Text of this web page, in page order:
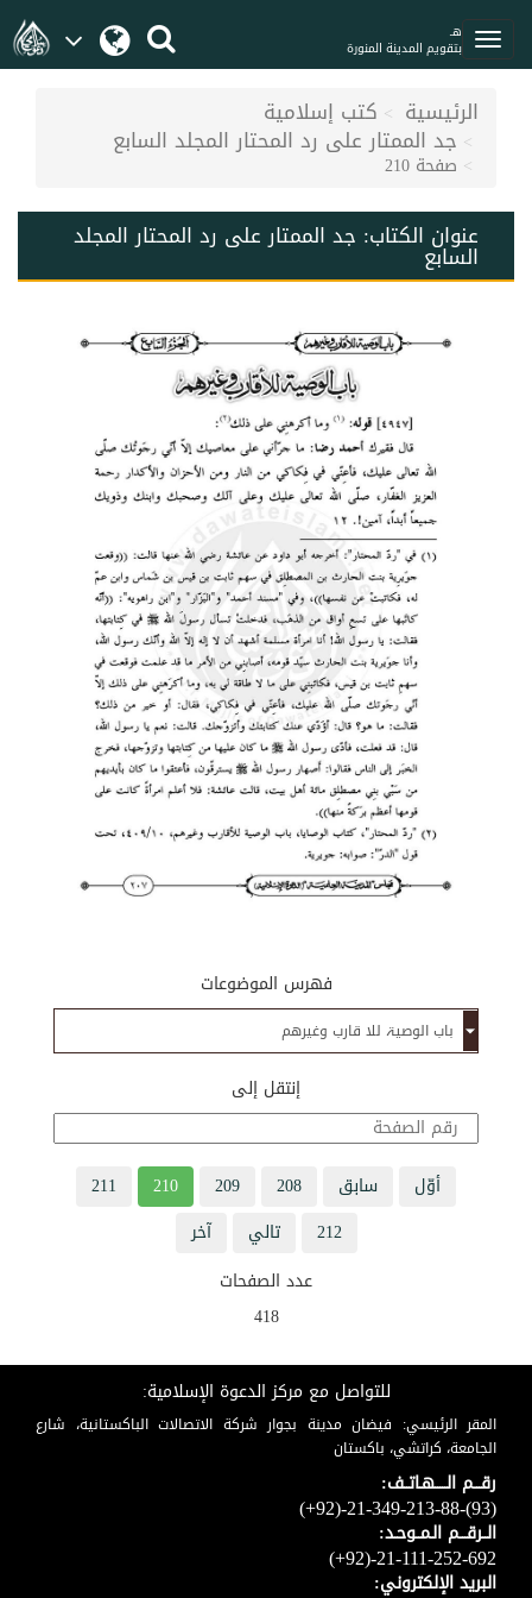
هـ
بتقويم المدينة المنورة
الرئيسية كتب إسلامية
جد الممتار على رد المحتار المجلد السابع
صفحة 210
عنوان الكتاب: جد الممتار على رد المحتار المجلد
السابع
فهرس الموضوعات
إنتقل إلى
أوّل سابق 208
209
210
211
212
تالي
آخر
عدد الصفحات
418
للتواصل مع مركز الدعوة الإسلامية:
المقر الرئيسي: فيضان مدينة بجوار شركة الاتصالات الباكستانية، شارع
الجامعة، كراتشي، باكستان
رقـــم الـــــهـاتــف:
(+92)-21-349-213-88-(93)
الــرقـــم الـمــوحـد:
(+92)-21-111-252-692
البريد الإلكتروني: